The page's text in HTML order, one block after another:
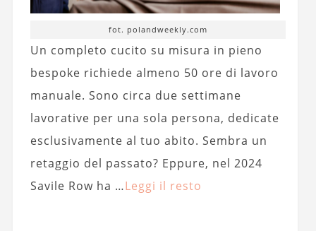
fot. polandweekly.com
Un completo cucito su misura in pieno
bespoke richiede almeno 50 ore di lavoro
manuale. Sono circa due settimane
lavorative per una sola persona, dedicate
esclusivamente al tuo abito. Sembra un
retaggio del passato? Eppure, nel 2024
Savile Row ha …Leggi il resto